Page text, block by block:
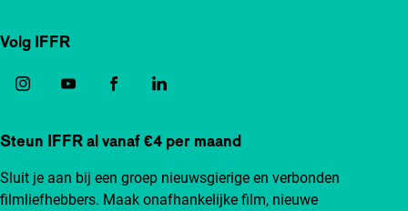
Volg IFFR
Steun IFFR al vanaf €4 per maand
Sluit je aan bij een groep nieuwsgierige en verbonden
filmliefhebbers. Maak onafhankelijke film, nieuwe